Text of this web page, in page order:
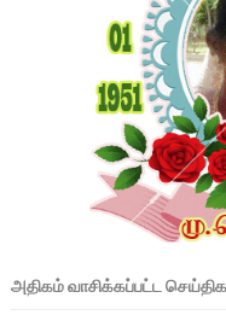
அதிகம் வாசிக்கப்பட்ட